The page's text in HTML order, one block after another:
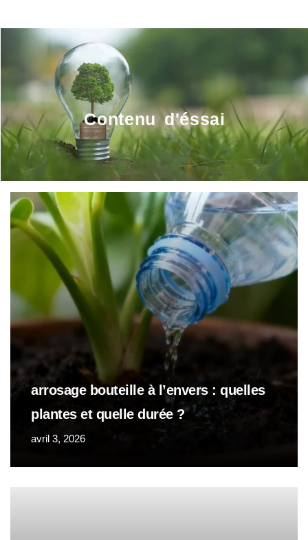
Contenu d'éssai
arrosage bouteille à l’envers : quelles
plantes et quelle durée ?
avril 3, 2026